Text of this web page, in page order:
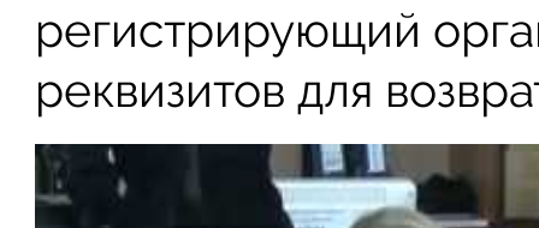
регистрирующий
реквизитов для